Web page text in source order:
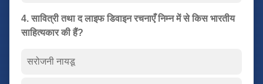
4. सावित्री तथा द लाइफ डिवाइन रचनाएँ निम्न में से किस भारतीय
साहित्यकार की हैं?
सरोजनी नायडू